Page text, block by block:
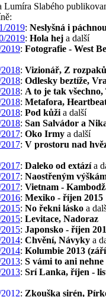
Lumíra Slabého
2019: Neslyšná i
2019: Hola hej a další
: Fotografie - West
: Vizionář, Z rozpaků
: Odlesky beztíže,
: A to je tak
: Metafora,
: Pod kůži a další
: San Salvádor a
: Oko Irmy a další
: V prostoru nad
: Daleko od extázía
: Naostřeným
: Vietnam -
: Mexiko - říjen 2015
: No řekni lásko a
: Levitace, Nadoraz
: Japonsko - říjen
: Chvění, Návyky a
: Kolumbie 2013
: S vámi to ani nehne
: Srí Lanka, říjen -
: Zkouška sirén,